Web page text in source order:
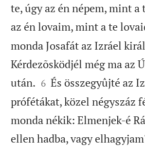
te, úgy az én népem, mint a
az én lovaim, mint a te
monda Josafát az Izráel
Kérdezõsködjél még ma az
után. 

6 És összegyûjté az
prófétákat, közel négyszáz
monda nékik: Elmenjek-é
ellen hadba, vagy